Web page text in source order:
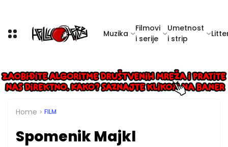
Muzika
Filmovi
i serije
Umetnost
i strip
Home FILM
Spomenik Majkl